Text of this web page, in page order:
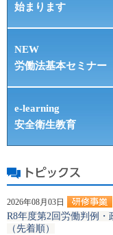
始まります
NEW
労働法基本セミナー
e-learning
安全衛生教育
2026年08月03日
R8年度第2回労働判例
（先着順）